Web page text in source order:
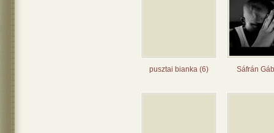
pusztai bianka (6) Sáfrán